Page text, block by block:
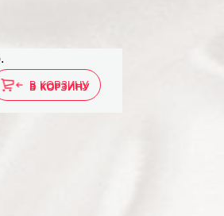
В КОРЗИНУ